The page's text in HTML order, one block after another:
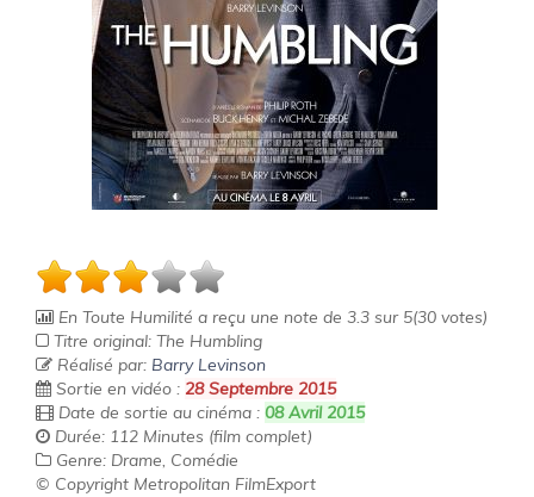
En Toute Humilité a reçu une note de 3.3 sur 5(30 votes)
Titre original: The Humbling
Réalisé par: Barry Levinson
Sortie en vidéo : 28 Septembre 2015
Date de sortie au cinéma : 08 Avril 2015
Durée: 112 Minutes (film complet)
Genre: Drame, Comédie
© Copyright Metropolitan FilmExport